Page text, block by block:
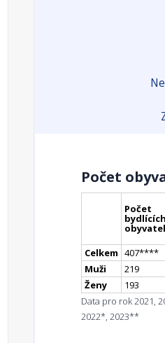
Počet
Počet
bydlících
obyvatel
Celkem 407****
Muži
219
Ženy
193
Data pro rok 2021,
2022*, 2023**